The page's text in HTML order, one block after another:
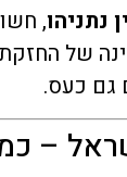
נתניהו,
של
גם כעס.
–